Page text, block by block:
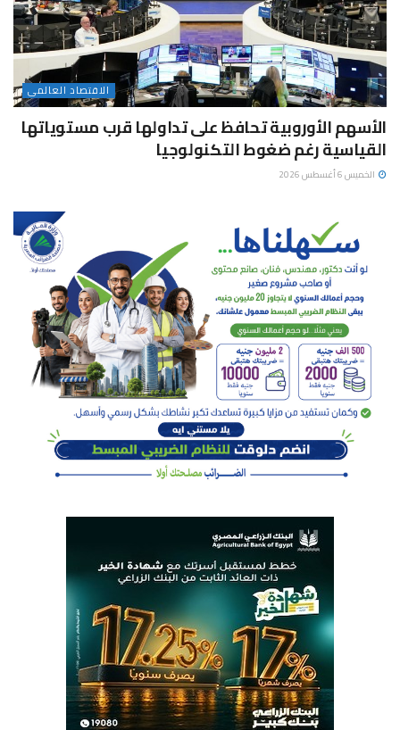
الاقتصاد العالمى
الأسهم الأوروبية تحافظ على تداولها قرب مستوياتها
القياسية رغم ضغوط التكنولوجيا
الخميس 6 أغسطس 2026